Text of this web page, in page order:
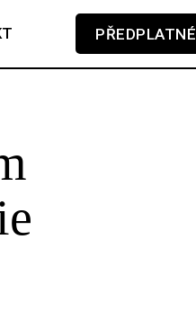
PŘEDPLATNÉ